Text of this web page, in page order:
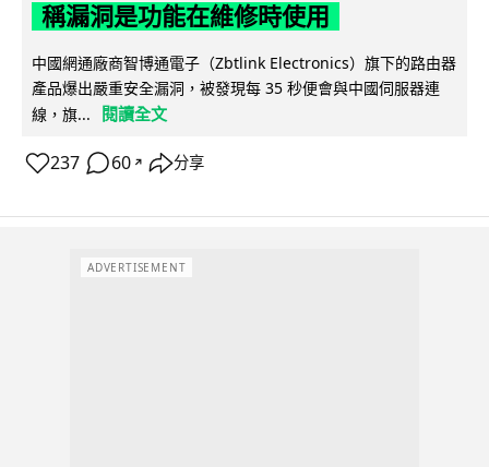
稱漏洞是功能在維修時使用
中國網通廠商智博通電子（Zbtlink Electronics）旗下的路由器
產品爆出嚴重安全漏洞，被發現每 35 秒便會與中國伺服器連
線，旗...
閱讀全文
237 60 ↗ 分享
ADVERTISEMENT